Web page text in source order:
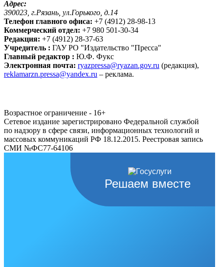
Адрес:
390023, г.Рязань, ул.Горького, д.14
Телефон главного офиса: +7 (4912) 28-98-13
Коммерческий отдел: +7 980 501-30-34
Редакция: +7 (4912) 28-37-63
Учредитель : ГАУ РО "Издательство "Пресса"
Главный редактор : Ю.Ф. Фукс
Электронная почта: ryazpressa@ryazan.gov.ru (редакция),
reklamarzn.pressa@yandex.ru – реклама.
Возрастное ограничение - 16+
Сетевое издание зарегистрировано Федеральной службой
по надзору в сфере связи, информационных технологий и
массовых коммуникаций РФ 18.12.2015. Реестровая запись
СМИ №ФС77-64106
Решаем вместе